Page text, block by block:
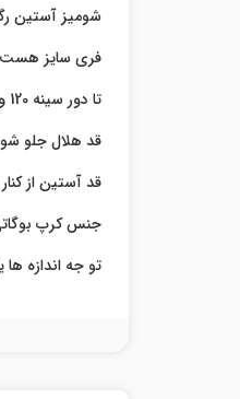
شومیز آستین
فری سایز هست
تا دور سینه 120 و تا دور شکم 116 ساپورت میکنه
قد هلال جلو
قد آستین از کنار
جنس کرپ
تو جه اندازه